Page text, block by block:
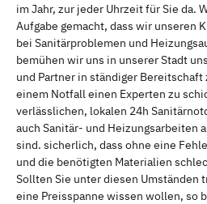
im Jahr, zur jeder Uhrzeit für Sie da.
Aufgabe gemacht, dass wir unseren
bei Sanitärproblemen und
bemühen wir uns in unserer Stadt
und Partner in ständiger
einem Notfall einen Experten zu
verlässlichen, lokalen 24h
auch Sanitär- und Heizungsarbeiten
sind. sicherlich, dass ohne eine
und die benötigten Materialien
Sollten Sie unter diesen Umständen
eine Preisspanne wissen wollen, so